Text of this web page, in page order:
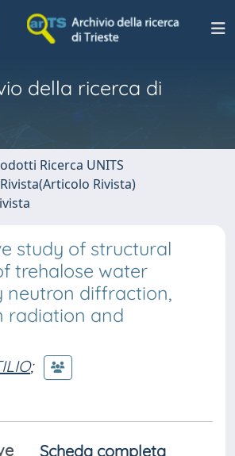
della ricerca di
Ricerca UNITS
Rivista)
study of structural
trehalose water
neutron diffraction,
radiation and
;
Scheda completa